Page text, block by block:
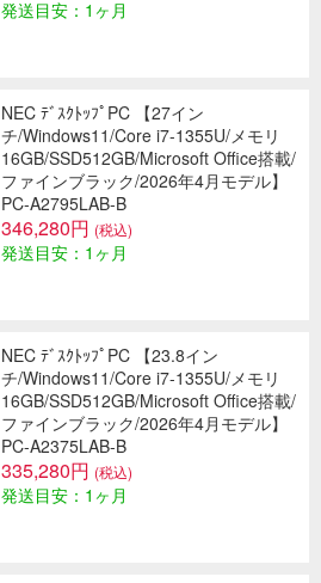
発送目安：1ヶ月
NEC ﾃﾞｽｸﾄｯﾌﾟPC 【27イン
チ/Windows11/Core i7-1355U/メモリ
16GB/SSD512GB/Microsoft Office搭載/
ファインブラック/2026年4月モデル】
PC-A2795LAB-B
346,280円 (税込)
発送目安：1ヶ月
NEC ﾃﾞｽｸﾄｯﾌﾟPC 【23.8イン
チ/Windows11/Core i7-1355U/メモリ
16GB/SSD512GB/Microsoft Office搭載/
ファインブラック/2026年4月モデル】
PC-A2375LAB-B
335,280円 (税込)
発送目安：1ヶ月